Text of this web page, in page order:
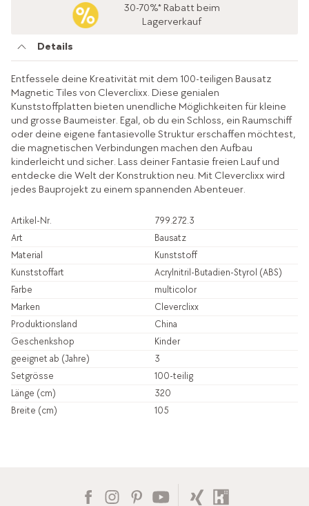
30-70%* Rabatt beim
Lagerverkauf
Details
Entfessele deine Kreativität mit dem 100-teiligen Bausatz
Magnetic Tiles von Cleverclixx. Diese genialen
Kunststoffplatten bieten unendliche Möglichkeiten für kleine
und grosse Baumeister. Egal, ob du ein Schloss, ein Raumschiff
oder deine eigene fantasievolle Struktur erschaffen möchtest,
die magnetischen Verbindungen machen den Aufbau
kinderleicht und sicher. Lass deiner Fantasie freien Lauf und
entdecke die Welt der Konstruktion neu. Mit Cleverclixx wird
jedes Bauprojekt zu einem spannenden Abenteuer.
Artikel-Nr.
799.272.3
Art
Bausatz
Material
Kunststoff
Kunststoffart
Acrylnitril-Butadien-Styrol (ABS)
Farbe
multicolor
Marken
Cleverclixx
Produktionsland
China
Geschenkshop
Kinder
geeignet ab (Jahre)
3
Setgrösse
100-teilig
Länge (cm)
320
Breite (cm)
105